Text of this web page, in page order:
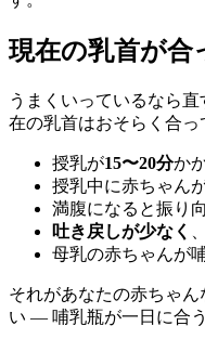
現在の乳首が合
うまくいっているなら
在の乳首はおそらく合っ
授乳が15〜20分か
授乳中に赤ちゃん
満腹になると振り
吐き戻しが少なく
母乳の赤ちゃんが
それがあなたの赤ちゃ
い — 哺乳瓶が一日に合う